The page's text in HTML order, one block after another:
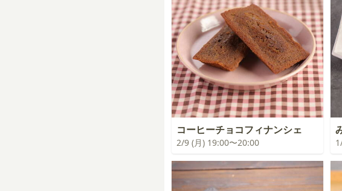
コーヒーチョコフィナンシェ
2/9 (月) 19:00〜20:00